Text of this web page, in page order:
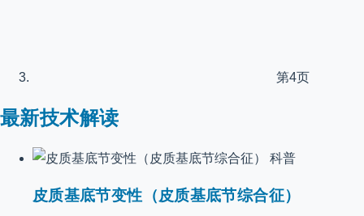
第4页
最新技术解读
科普
皮质基底节变性（皮质基底节综合征）